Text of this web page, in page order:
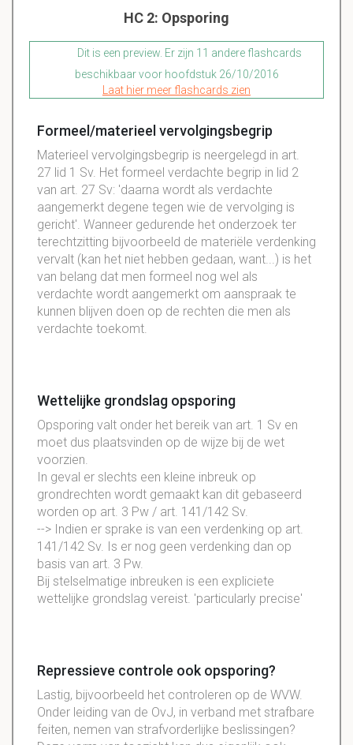
HC 2: Opsporing
Dit is een preview. Er zijn 11 andere flashcards
beschikbaar voor hoofdstuk 26/10/2016
Laat hier meer flashcards zien
Formeel/materieel vervolgingsbegrip
Materieel vervolgingsbegrip is neergelegd in art.
27 lid 1 Sv. Het formeel verdachte begrip in lid 2
van art. 27 Sv: 'daarna wordt als verdachte
aangemerkt degene tegen wie de vervolging is
gericht'. Wanneer gedurende het onderzoek ter
terechtzitting bijvoorbeeld de materiële verdenking
vervalt (kan het niet hebben gedaan, want...) is het
van belang dat men formeel nog wel als
verdachte wordt aangemerkt om aanspraak te
kunnen blijven doen op de rechten die men als
verdachte toekomt.
Wettelijke grondslag opsporing
Opsporing valt onder het bereik van art. 1 Sv en
moet dus plaatsvinden op de wijze bij de wet
voorzien.
In geval er slechts een kleine inbreuk op
grondrechten wordt gemaakt kan dit gebaseerd
worden op art. 3 Pw / art. 141/142 Sv.
--> Indien er sprake is van een verdenking op art.
141/142 Sv. Is er nog geen verdenking dan op
basis van art. 3 Pw.
Bij stelselmatige inbreuken is een expliciete
wettelijke grondslag vereist. 'particularly precise'
Repressieve controle ook opsporing?
Lastig, bijvoorbeeld het controleren op de WVW.
Onder leiding van de OvJ, in verband met strafbare
feiten, nemen van strafvorderlijke beslissingen?